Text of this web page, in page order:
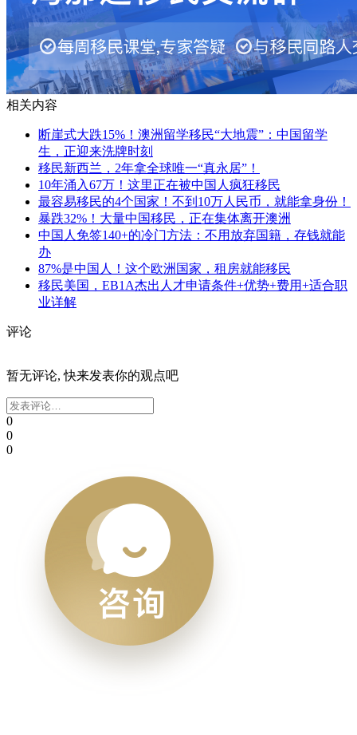
相关内容
断崖式大跌15%！澳洲留学移民“大地震”：中国留学
生，正迎来洗牌时刻
移民新西兰，2年拿全球唯一“真永居”！
10年涌入67万！这里正在被中国人疯狂移民
最容易移民的4个国家！不到10万人民币，就能拿身份！
暴跌32%！大量中国移民，正在集体离开澳洲
中国人免签140+的冷门方法：不用放弃国籍，存钱就能
办
87%是中国人！这个欧洲国家，租房就能移民
移民美国，EB1A杰出人才申请条件+优势+费用+适合职
业详解
评论
暂无评论, 快来发表你的观点吧
0
0
0